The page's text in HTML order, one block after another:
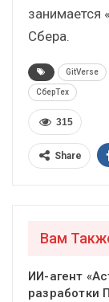
занимается
Сбера.
GitVerse
СберТех
315
Share
Вам
ИИ-агент
разработки